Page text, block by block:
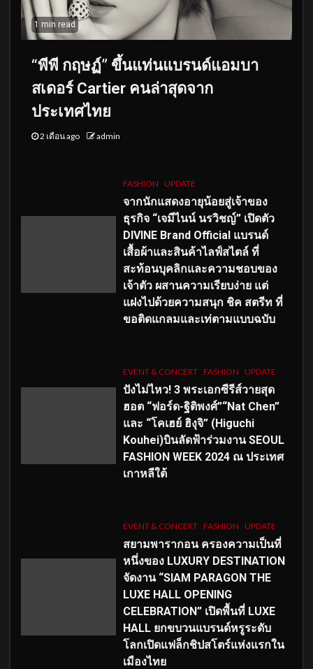
1 min read
“พีพี กฤษฏ์” ขึ้นแท่นแบรนด์แอมบา
สเดอร์ Cartier คนล่าสุดจาก
ประเทศไทย
2 เดือน ago admin
FASHION UPDATE
จากนักแสดงอายุน้อยสู่เจ้าของ
ธุรกิจ “เจมีไนน์ นรวิชญ์” เปิดตัว
DIVINE Brand Official แบรนด์
เสื้อผ้าและสินค้าไลฟ์สไตล์ ที่
สะท้อนบุคลิกและความชอบของ
เจ้าตัว ผสานความเรียบง่าย แต่
แฝงไปด้วยความสนุก ชิค สตรีท ที่
ขอติดแกลมและเท่ตามแบบฉบับ
EVENT & CONCERT FASHION UPDATE
ปังไม่ไหว! 3 พระเอกซีรีส์วายสุด
ฮอต “ฟอร์ด-ฐิติพงศ์”“Nat Chen”
และ “โคเฮย์ ฮิงุจิ” (Higuchi
Kouhei)บินลัดฟ้าร่วมงาน SEOUL
FASHION WEEK 2024 ณ ประเทศ
เกาหลีใต้
EVENT & CONCERT FASHION UPDATE
สยามพารากอน ครองความเป็นที่
หนึ่งของ LUXURY DESTINATION
จัดงาน “SIAM PARAGON THE
LUXE HALL OPENING
CELEBRATION” เปิดพื้นที่ LUXE
HALL ยกขบวนแบรนด์หรูระดับ
โลกเปิดแฟล็กชิปสโตร์แห่งแรกใน
เมืองไทย